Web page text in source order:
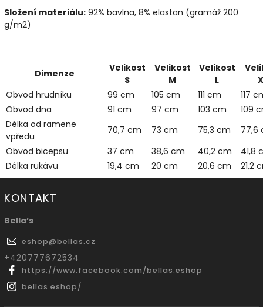
Složení materiálu: 92% bavlna, 8% elastan (gramáž 200
g/m2)
Dimenze
Velikost
S
Velikost
M
Velikost
L
Obvod hrudníku
99 cm 105 cm 111 cm
117
Obvod dna
91 cm 97 cm 103 cm
109
Délka od ramene
vpředu
70,7 cm 73 cm 75,3 cm
77,6
Obvod bicepsu
37 cm 38,6 cm 40,2 cm
41,8
Délka rukávu
19,4 cm 20 cm 20,6 cm 21,2
KONTAKT
Bella’s
eshop@bellas.cz
‭+420777672534
https://www.facebook.com/bellas.eshop
bellas.eshop/